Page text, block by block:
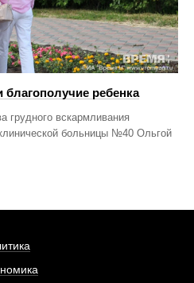
благополучие ребенка
грудного вскармливания
больницы №40 Ольгой